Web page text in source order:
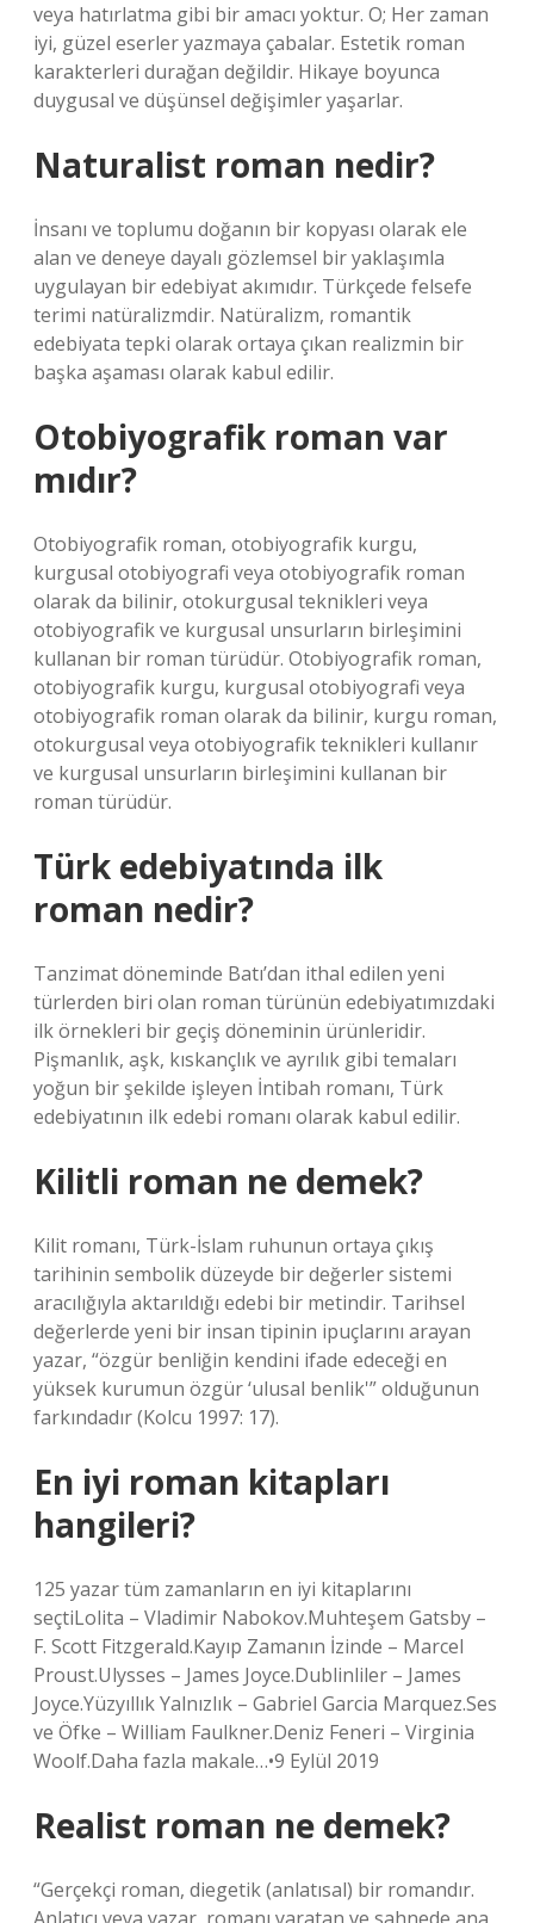
veya hatırlatma gibi bir amacı yoktur. O; Her zaman
iyi, güzel eserler yazmaya çabalar. Estetik roman
karakterleri durağan değildir. Hikaye boyunca
duygusal ve düşünsel değişimler yaşarlar.
Naturalist roman nedir?
İnsanı ve toplumu doğanın bir kopyası olarak ele
alan ve deneye dayalı gözlemsel bir yaklaşımla
uygulayan bir edebiyat akımıdır. Türkçede felsefe
terimi natüralizmdir. Natüralizm, romantik
edebiyata tepki olarak ortaya çıkan realizmin bir
başka aşaması olarak kabul edilir.
Otobiyografik roman var
mıdır?
Otobiyografik roman, otobiyografik kurgu,
kurgusal otobiyografi veya otobiyografik roman
olarak da bilinir, otokurgusal teknikleri veya
otobiyografik ve kurgusal unsurların birleşimini
kullanan bir roman türüdür. Otobiyografik roman,
otobiyografik kurgu, kurgusal otobiyografi veya
otobiyografik roman olarak da bilinir, kurgu roman,
otokurgusal veya otobiyografik teknikleri kullanır
ve kurgusal unsurların birleşimini kullanan bir
roman türüdür.
Türk edebiyatında ilk
roman nedir?
Tanzimat döneminde Batı’dan ithal edilen yeni
türlerden biri olan roman türünün edebiyatımızdaki
ilk örnekleri bir geçiş döneminin ürünleridir.
Pişmanlık, aşk, kıskançlık ve ayrılık gibi temaları
yoğun bir şekilde işleyen İntibah romanı, Türk
edebiyatının ilk edebi romanı olarak kabul edilir.
Kilitli roman ne demek?
Kilit romanı, Türk-İslam ruhunun ortaya çıkış
tarihinin sembolik düzeyde bir değerler sistemi
aracılığıyla aktarıldığı edebi bir metindir. Tarihsel
değerlerde yeni bir insan tipinin ipuçlarını arayan
yazar, “özgür benliğin kendini ifade edeceği en
yüksek kurumun özgür ‘ulusal benlik'” olduğunun
farkındadır (Kolcu 1997: 17).
En iyi roman kitapları
hangileri?
125 yazar tüm zamanların en iyi kitaplarını
seçtiLolita – Vladimir Nabokov.Muhteşem Gatsby –
F. Scott Fitzgerald.Kayıp Zamanın İzinde – Marcel
Proust.Ulysses – James Joyce.Dublinliler – James
Joyce.Yüzyıllık Yalnızlık – Gabriel Garcia Marquez.Ses
ve Öfke – William Faulkner.Deniz Feneri – Virginia
Woolf.Daha fazla makale…•9 Eylül 2019
Realist roman ne demek?
“Gerçekçi roman, diegetik (anlatısal) bir romandır.